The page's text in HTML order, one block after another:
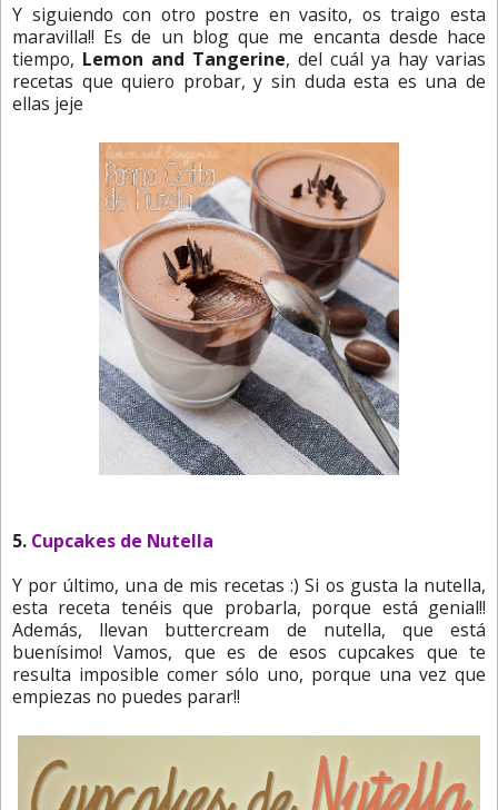
Y siguiendo con otro postre en vasito, os traigo esta
maravilla!! Es de un blog que me encanta desde hace
tiempo, Lemon and Tangerine, del cuál ya hay varias
recetas que quiero probar, y sin duda esta es una de
ellas jeje
5. Cupcakes de Nutella
Y por último, una de mis recetas :) Si os gusta la nutella,
esta receta tenéis que probarla, porque está genial!!
Además, llevan buttercream de nutella, que está
buenísimo! Vamos, que es de esos cupcakes que te
resulta imposible comer sólo uno, porque una vez que
empiezas no puedes parar!!